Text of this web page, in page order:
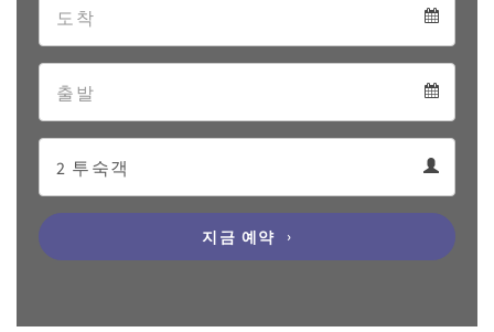
calendar
지금 예약